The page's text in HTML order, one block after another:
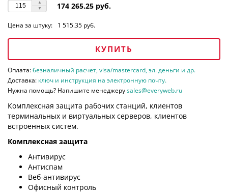
174 265.25 руб.
Цена за штуку: 1 515.35 руб.
КУПИТЬ
Оплата:безналичный расчет, visa/mastercard, эл. деньги и др.
Доставка: ключ и инструкция на электронную почту.
Нужна помощь? Напишите менеджеруsales@everyweb.ru
Комплексная защита рабочих станций, клиентов
терминальных и виртуальных серверов, клиентов
встроенных систем.
Комплексная защита
Антивирус
Антиспам
Веб-антивирус
Офисный контроль